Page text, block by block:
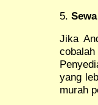
5.
Jika
yang
murah